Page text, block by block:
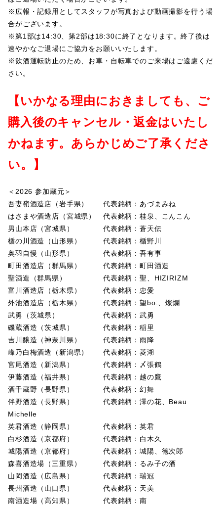
※広報・記録用としてスタッフが写真および動画撮影を行う場
合がございます。
※第1部は14:30、第2部は18:30に終了となります。終了後は
速やかなご退場にご協力をお願いいたします。
※飲酒運転防止のため、お車・自転車でのご来場はご遠慮くだ
さい。
【いかなる理由におきましても、ご
購入後のキャンセル・返金はいたし
かねます。あらかじめご了承くださ
い。】
＜2026 参加蔵元＞
吾妻嶺酒造店（岩手県） 代表銘柄：あづまみね
はさまや酒造店（宮城県） 代表銘柄：桂泉、こんこん
男山本店（宮城県） 代表銘柄：蒼天伝
楯の川酒造（山形県） 代表銘柄：楯野川
奥羽自慢（山形県） 代表銘柄：吾有事
町田酒造店（群馬県） 代表銘柄：町田酒造
聖酒造（群馬県） 代表銘柄：聖、HIZIRIZM
富川酒造店（栃木県） 代表銘柄：忠愛
外池酒造店（栃木県） 代表銘柄：望bo:、燦爛
武勇（茨城県） 代表銘柄：武勇
磯蔵酒造（茨城県） 代表銘柄：稲里
吉川醸造（神奈川県） 代表銘柄：雨降
峰乃白梅酒造（新潟県） 代表銘柄：菱湖
宮尾酒造（新潟県） 代表銘柄：〆張鶴
伊藤酒造（福井県） 代表銘柄：越の鷹
酒千蔵野（長野県） 代表銘柄：幻舞
伴野酒造（長野県） 代表銘柄：澤の花、Beau
Michelle
英君酒造（静岡県） 代表銘柄：英君
白杉酒造（京都府） 代表銘柄：白木久
城陽酒造（京都府） 代表銘柄：城陽、徳次郎
森喜酒造場（三重県） 代表銘柄：るみ子の酒
山岡酒造（広島県） 代表銘柄：瑞冠
長州酒造（山口県） 代表銘柄：天美
南酒造場（高知県） 代表銘柄：南